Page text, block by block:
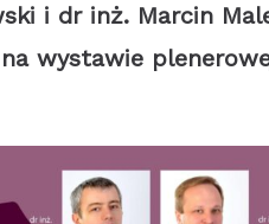
i dr inż. Marcin
wystawie